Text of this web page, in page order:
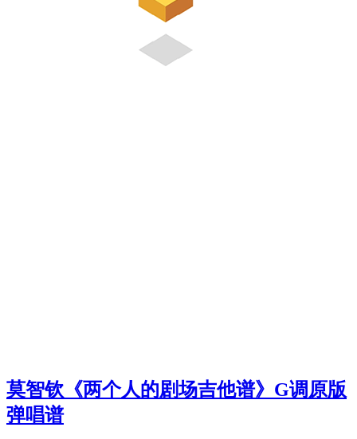
莫智钦《两个人的剧场吉他谱》G调原版
弹唱谱